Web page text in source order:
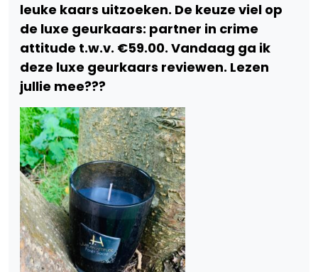
leuke kaars uitzoeken. De keuze viel op
de luxe geurkaars: partner in crime
attitude t.w.v. €59.00. Vandaag ga ik
deze luxe geurkaars reviewen. Lezen
jullie mee???